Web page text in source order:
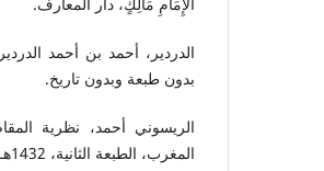
الدردير، أحمد بن أحمد
بدون طبعة وبدون تاريخ.
الريسوني أحمد، نظرية
المغرب، الطبعة الثانية، 1432هـ-2011م.